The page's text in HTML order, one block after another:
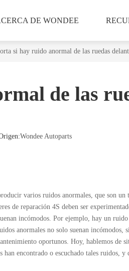
DE WONDEE
si hay ruido anormal de las ruedas
de las
Wondee Autoparts
varios ruidos anormales, que son
de reparación 4S deben ser
incómodos. Por ejemplo, hay un
anormales no solo suenan incómodos,
oportunos. Hoy, hablemos de
han encontrado o escuchado tales ruidos,